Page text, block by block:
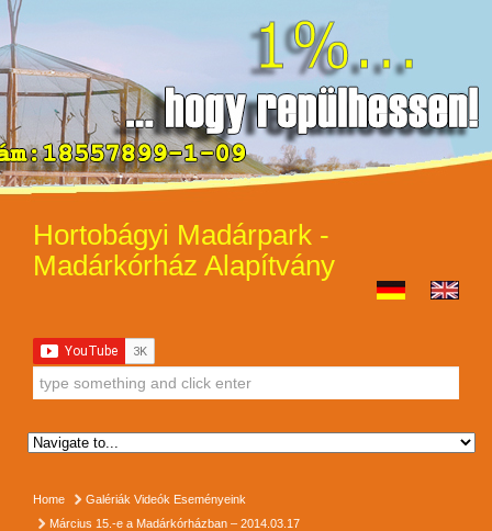
Hortobágyi Madárpark -
Madárkórház Alapítvány
Home Galériák Videók Eseményeink
Március 15.-e a Madárkórházban – 2014.03.17